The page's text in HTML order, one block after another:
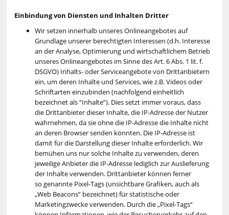
Einbindung von Diensten und Inhalten Dritter
Wir setzen innerhalb unseres Onlineangebotes auf
Grundlage unserer berechtigten Interessen (d.h. Interesse
an der Analyse, Optimierung und wirtschaftlichem Betrieb
unseres Onlineangebotes im Sinne des Art. 6 Abs. 1 lit. f.
DSGVO) Inhalts- oder Serviceangebote von Drittanbietern
ein, um deren Inhalte und Services, wie z.B. Videos oder
Schriftarten einzubinden (nachfolgend einheitlich
bezeichnet als “Inhalte”). Dies setzt immer voraus, dass
die Drittanbieter dieser Inhalte, die IP-Adresse der Nutzer
wahrnehmen, da sie ohne die IP-Adresse die Inhalte nicht
an deren Browser senden könnten. Die IP-Adresse ist
damit für die Darstellung dieser Inhalte erforderlich. Wir
bemühen uns nur solche Inhalte zu verwenden, deren
jeweilige Anbieter die IP-Adresse lediglich zur Auslieferung
der Inhalte verwenden. Drittanbieter können ferner
so genannte Pixel-Tags (unsichtbare Grafiken, auch als
„Web Beacons“ bezeichnet) für statistische oder
Marketingzwecke verwenden. Durch die „Pixel-Tags“